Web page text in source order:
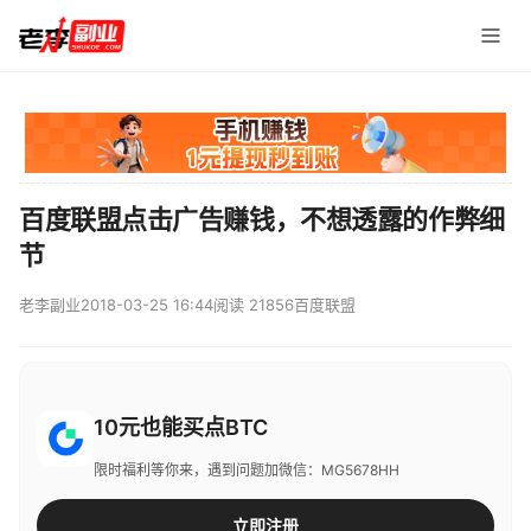
百度联盟点击广告赚钱，不想透露的作弊细
节
老李副业2018-03-25 16:44阅读 21856百度联盟
10元也能买点BTC
限时福利等你来，遇到问题加微信：MG5678HH
立即注册